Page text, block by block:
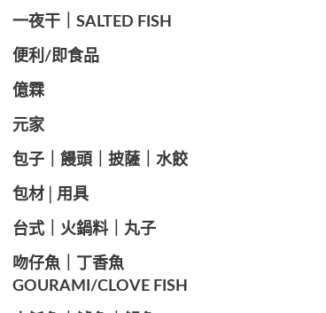
️一夜干｜SALTED FISH
便利/即食品
億霖
元家
️包子｜饅頭｜披薩｜水餃
包材│用具
️台式｜火鍋料｜丸子
️吻仔魚｜丁香魚
GOURAMI/CLOVE FISH